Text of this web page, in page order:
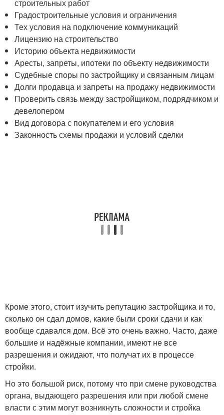
строительных работ
Градостроительные условия и ограничения
Тех условия на подключение коммуникаций
Лицензию на строительство
Историю объекта недвижимости
Аресты, запреты, ипотеки по объекту недвижимости
Судебные споры по застройщику и связанным лицам
Долги продавца и запреты на продажу недвижимости
Проверить связь между застройщиком, подрядчиком и
девелопером
Вид договора с покупателем и его условия
Законность схемы продажи и условий сделки
Кроме этого, стоит изучить репутацию застройщика и то,
сколько он сдал домов, какие были сроки сдачи и как
вообще сдавался дом. Всё это очень важно. Часто, даже
большие и надёжные компании, имеют не все
разрешения и ожидают, что получат их в процессе
стройки.
Но это большой риск, потому что при смене руководства
органа, выдающего разрешения или при любой смене
власти с этим могут возникнуть сложности и стройка